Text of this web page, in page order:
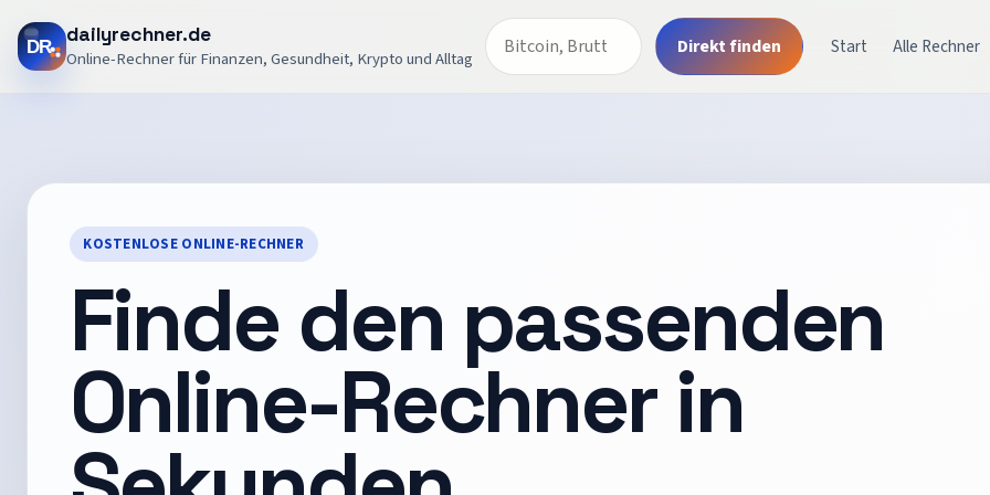
dailyrechner.de
Online-Rechner für Finanzen, Gesundheit, Krypto und Alltag
Direkt finden Start Alle Rechner
KOSTENLOSE ONLINE-RECHNER
Finde den passenden
Online-Rechner in